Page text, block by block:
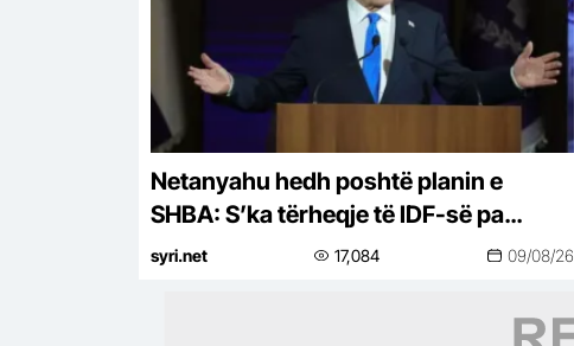
Netanyahu hedh poshtë planin e
SHBA: S’ka tërheqje të IDF-së pa
çarmatosjen e Hamasit
syri.net 17,084 09/08/26